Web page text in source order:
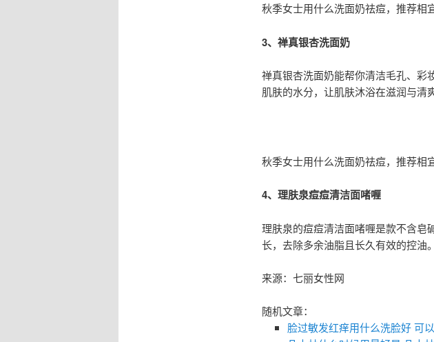
秋季女士用什么洗面奶祛痘，推荐相
3、禅真银杏洗面奶
禅真银杏洗面奶能帮你清洁毛孔、彩
肌肤的水分，让肌肤沐浴在滋润与清
秋季女士用什么洗面奶祛痘，推荐相
4、理肤泉痘痘清洁面啫喱
理肤泉的痘痘清洁面啫喱是款不含皂
长，去除多余油脂且长久有效的控油。
来源：七丽女性网
随机文章：
脸过敏发红痒用什么洗脸好 可